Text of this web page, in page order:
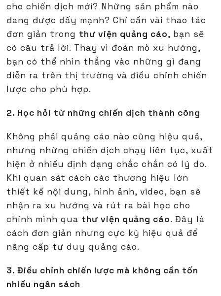
cho chiến dịch mới? Những sản phẩm nào
đang được đẩy mạnh? Chỉ cần vài thao tác
đơn giản trong thư viện quảng cáo, bạn sẽ
có câu trả lời. Thay vì đoán mò xu hướng,
bạn có thể nhìn thẳng vào những gì đang
diễn ra trên thị trường và điều chỉnh chiến
lược cho phù hợp.
2. Học hỏi từ những chiến dịch thành công
Không phải quảng cáo nào cũng hiệu quả,
nhưng những chiến dịch chạy liên tục, xuất
hiện ở nhiều định dạng chắc chắn có lý do.
Khi quan sát cách các thương hiệu lớn
thiết kế nội dung, hình ảnh, video, bạn sẽ
nhận ra xu hướng và rút ra bài học cho
chính mình qua thư viện quảng cáo. Đây là
cách đơn giản nhưng cực kỳ hiệu quả để
nâng cấp tư duy quảng cáo.
3. Điều chỉnh chiến lược mà không cần tốn
nhiều ngân sách